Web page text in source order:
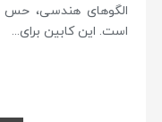
الگوهای هندسی، حس
است. این کابین برای...